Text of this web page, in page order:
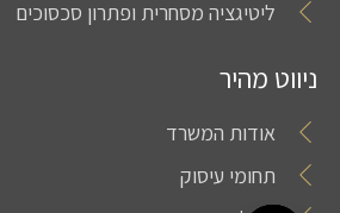
ליטיגציה מסחרית ופתרון סכסוכים
ניווט מהיר
אודות המשרד
תחומי עיסוק